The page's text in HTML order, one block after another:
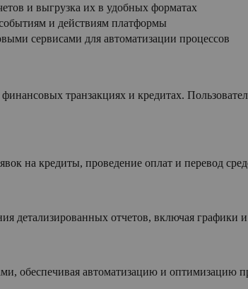
и выгрузка их в удобных форматах
и действиям платформы
сервисами для автоматизации процессов
транзакциях и кредитах.
на кредиты, проведение оплат и перевод
детализированных отчетов, включая
обеспечивая автоматизацию и оптимизацию